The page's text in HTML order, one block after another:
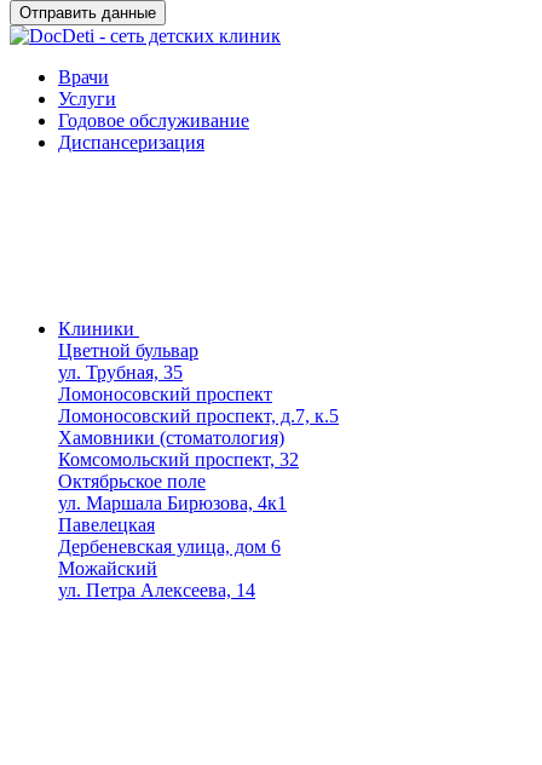
Отправить данные
Врачи
Услуги
Годовое обслуживание
Диспансеризация
Клиники
Цветной бульвар
ул. Трубная, 35
Ломоносовский проспект
Ломоносовский проспект, д.7, к.5
Хамовники (стоматология)
Комсомольский проспект, 32
Октябрьское поле
ул. Маршала Бирюзова, 4к1
Павелецкая
Дербеневская улица, дом 6
Можайский
ул. Петра Алексеева, 14